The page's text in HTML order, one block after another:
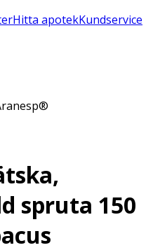
Hitta apotekKundservice
spruta 150